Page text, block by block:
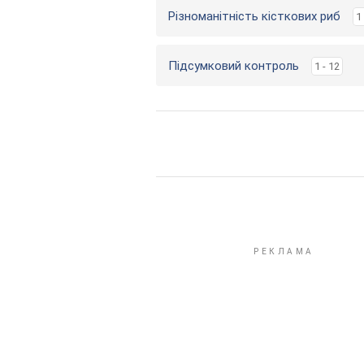
Різноманітність кісткових риб 1
Підсумковий контроль 1 - 12